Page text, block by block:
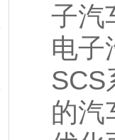
子汽
电子
SCS
的汽